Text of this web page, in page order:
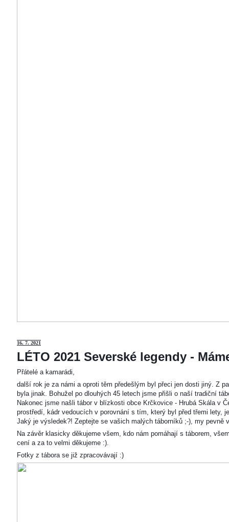
16. 7. 2021
LÉTO 2021 Severské legendy -
Přátelé a kamarádi,
další rok je za námi a oproti těm předešlým byl přeci jen dosti jiný. Z
byla jinak. Bohužel po dlouhých 45 letech jsme přišli o naší tradiční
Nakonec jsme našli tábor v blízkosti obce Krčkovice - Hrubá Skála v
prostředí, kádr vedoucích v porovnání s tím, který byl před třemi lety,
Jaký je výsledek?! Zeptejte se vašich malých táborníků ;-), my pevně
Na závěr klasicky děkujeme všem, kdo nám pomáhají s táborem,
cení a za to velmi děkujeme :).
Fotky z tábora se již zpracovávají :)